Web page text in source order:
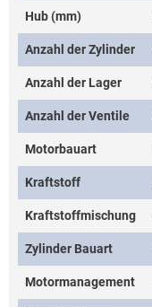
Hub (mm)
Anzahl der Zylinder
Anzahl der Lager
Anzahl der Ventile
Motorbauart
Kraftstoff
Kraftstoffmischung
Zylinder Bauart
Motormanagement